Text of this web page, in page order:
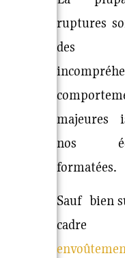
ruptures
des
majeures
nos
formatées.
Sauf bien